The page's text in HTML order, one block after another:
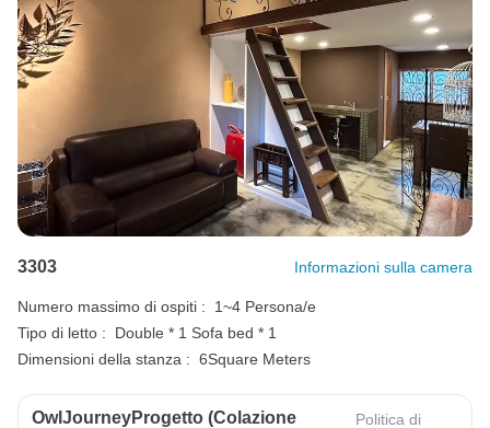
3303 Informazioni sulla camera
Numero massimo di ospiti :
1~4 Persona/e
Tipo di letto :
Double * 1 Sofa bed * 1
Dimensioni della stanza : 6Square Meters
OwlJourneyProgetto (colazione Politica di